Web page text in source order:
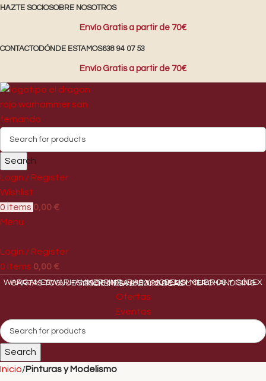
HAZTE SOCIOSOBRE NOSOTROS
Envío Gratis a partir de 70€
CONTACTODÓNDE ESTAMOS638 94 07 53
Envío Gratis a partir de 70€
Search
Login / Register
Wishlist
0 items 0,00 €
Menu
Login / Register
0 items 0,00 €
WARGAMESWARHAMMERPINTURAS Y MODELISMOLIBROS Y CÓDEX
CARTAS TCGJUEGOS DE MESAJUEGOS DE ROLMERCHANDISING
PACKSPREVENTAMARCAS
Ofertas
Eventos
Search
Inicio Pinturas y Modelismo